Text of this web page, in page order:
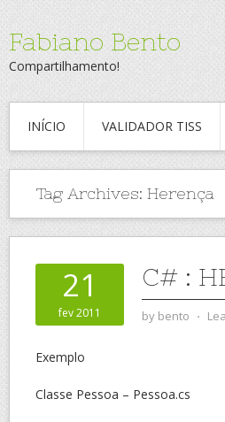
Fabiano Bento
Compartilhamento!
INÍCIO VALIDADOR TISS
Tag Archives: Herença
21
fev 2011
C# :
by bento ⋅
Exemplo
Classe Pessoa – Pessoa.cs